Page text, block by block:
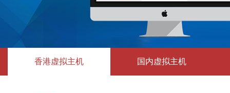
香港虚拟主机 国内虚拟主机